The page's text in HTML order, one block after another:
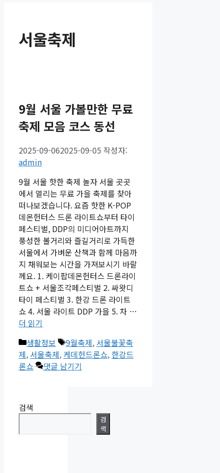
서울축제
9월 서울 가볼만한 무료
축제 모음 코스 동선
2025-09-062025-09-05 작성자:
admin
9월 서울 핫한 축제 놀자 서울 곳곳
에서 열리는 무료 가을 축제를 찾아
떠나보겠습니다. 요즘 핫한 K-POP
데몬헌터스 드론 라이트쇼부터 타이
페스티벌, DDP의 미디어아트까지
풍성한 볼거리와 즐길거리로 가득한
서울에서 가벼운 산책과 함께 마음까
지 채워보는 시간을 가져보시기 바랄
께요. 1. 케이팝데몬헌터스 드론라이
트쇼 + 서울조각페스티벌 2. 싸왓디
타이 페스티벌 3. 한강 드론 라이트
쇼 4. 서울 라이트 DDP 가을 5. 차 …
더 읽기
카
테
고
생활정보
태
그
9월축제, 서울불꽃축
제, 서울축제, 케데헌드론쇼, 한강드
론쇼
댓글 남기기
검색
검
색